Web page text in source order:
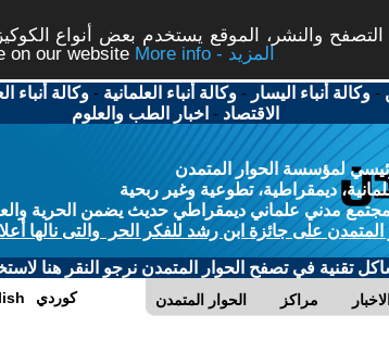
والنشر، الموقع يستخدم بعض أنواع
on our website
More info - المزيد
-وكالة أنباء اليسار -وكالة أنباء العلمانية -وكالة أنباء
الاقتصاد - اخبار الطب والعلوم
لمؤسسة الحوار المتمدن
ديمقراطية، تطوعية وغير ربحية
مدني علماني ديمقراطي حديث يضمن الحرية
المتمدن على جائزة ابن رشد للفكر الحر والتى نالها
تقنية في تصفح الحوار المتمدن نرجو النقر هنا
الحوار المتمدن مراكز الاخبار كوردي